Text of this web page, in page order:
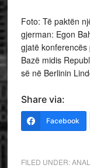
Foto: Të paktën
gjerman: Egon
gjatë
Bazë midis
së në Berlinin
Share via:
Facebook
FILED UNDER: